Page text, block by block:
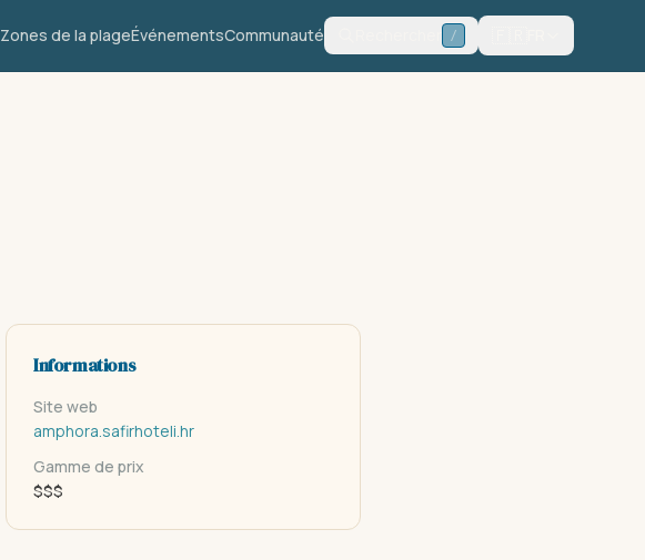
Zones de la plageÉvénementsCommunauté /
Informations
Site web
amphora.safirhoteli.hr
Gamme de prix
$$$